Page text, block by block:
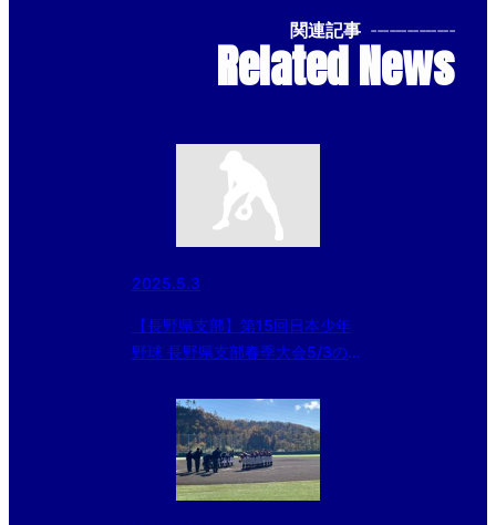
関連記事 --------------
Related News
2025.5.3
【長野県支部】第15回日本少年
野球 長野県支部春季大会5/3の結